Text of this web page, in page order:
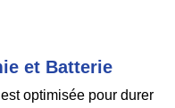
et Batterie
est optimisée pour durer